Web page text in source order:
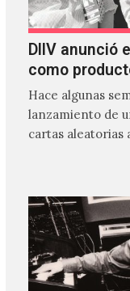
DIIV anunció
como
Hace algunas
lanzamiento de
cartas aleatorias